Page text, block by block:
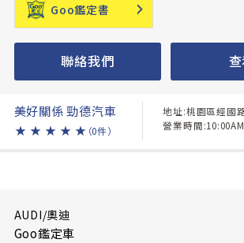
Goo鑑定書
聯絡我們
美好關係 勁德汽車
★ ★ ★ ★ ★ （0件）
地址:桃園區經國
營業時間
AUDI/奧迪
Goo鑑定車